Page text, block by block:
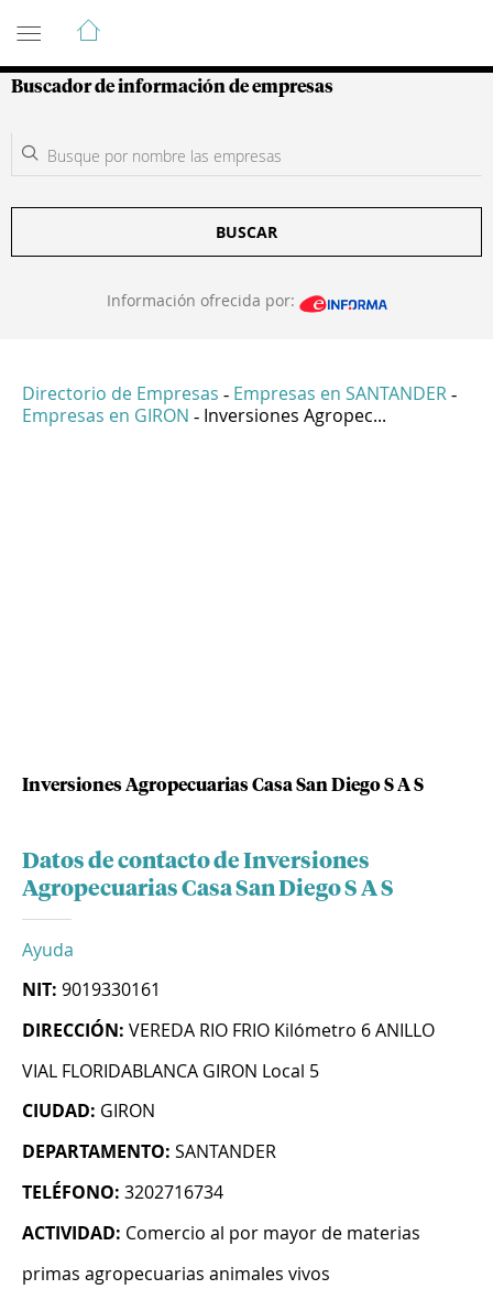
Guía de Empresas Colombianas
Buscador de información de empresas
BUSCAR
Información ofrecida por:
Directorio de Empresas - Empresas en SANTANDER -
Empresas en GIRON - Inversiones Agropec...
Inversiones Agropecuarias Casa San Diego S A S
Datos de contacto de Inversiones
Agropecuarias Casa San Diego S A S
Ayuda
NIT: 9019330161
DIRECCIÓN: VEREDA RIO FRIO Kilómetro 6 ANILLO
VIAL FLORIDABLANCA GIRON Local 5
CIUDAD: GIRON
DEPARTAMENTO: SANTANDER
TELÉFONO: 3202716734
ACTIVIDAD: Comercio al por mayor de materias
primas agropecuarias animales vivos